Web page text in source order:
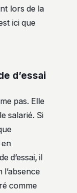
lors de la
ici que
d’essai
pas. Elle
salarié. Si
en
d’essai, il
comme